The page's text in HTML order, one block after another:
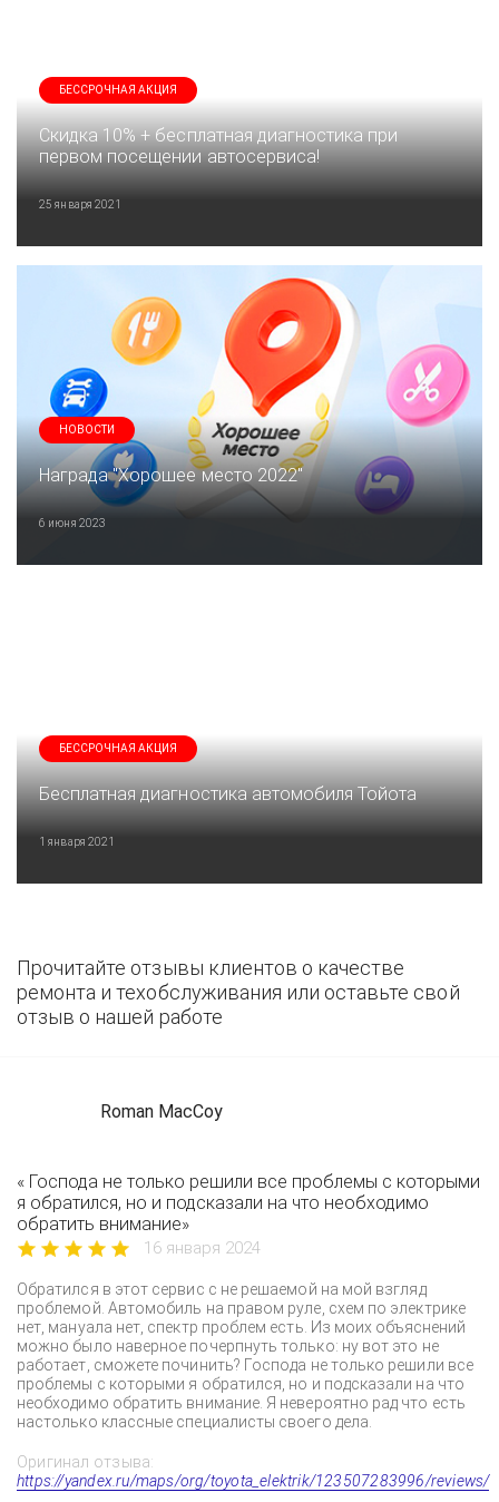
БЕССРОЧНАЯ АКЦИЯ
Скидка 10% + бесплатная диагностика при
первом посещении автосервиса!
25 января 2021
НОВОСТИ
Награда "Хорошее место 2022"
6 июня 2023
БЕССРОЧНАЯ АКЦИЯ
Бесплатная диагностика автомобиля Тойота
1 января 2021
Прочитайте отзывы клиентов о качестве
ремонта и техобслуживания или оставьте свой
отзыв о нашей работе
Roman MacCoy
« Господа не только решили все проблемы с которыми
я обратился, но и подсказали на что необходимо
обратить внимание»
16 января 2024
Обратился в этот сервис с не решаемой на мой взгляд
проблемой. Автомобиль на правом руле, схем по электрике
нет, мануала нет, спектр проблем есть. Из моих объяснений
можно было наверное почерпнуть только: ну вот это не
работает, сможете починить? Господа не только решили все
проблемы с которыми я обратился, но и подсказали на что
необходимо обратить внимание. Я невероятно рад что есть
настолько классные специалисты своего дела.
Оригинал отзыва:
https://yandex.ru/maps/org/toyota_elektrik/123507283996/reviews/